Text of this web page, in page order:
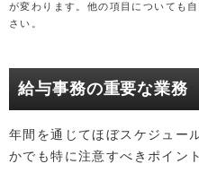
が変わります。他の項目についても
さい。
給与事務の重要な業務
年間を通じてほぼスケジュー
かでも特に注意すべきポイン